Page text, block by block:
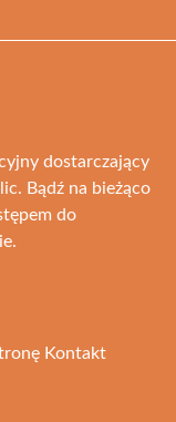
dostarczający
Bądź na bieżąco
do
Kontakt